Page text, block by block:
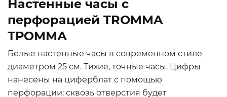
Настенные часы с
перфорацией TROMMA
ТРОММА
Белые настенные часы в современном стиле
диаметром 25 см. Тихие, точные часы. Цифры
нанесены на циферблат с помощью
перфорации: сквозь отверстия будет